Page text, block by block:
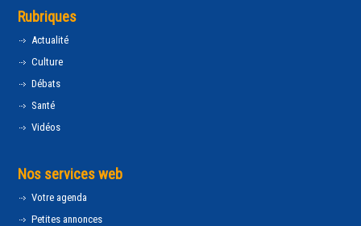
Rubriques
Actualité
Culture
Débats
Santé
Vidéos
Nos services web
Votre agenda
Petites annonces